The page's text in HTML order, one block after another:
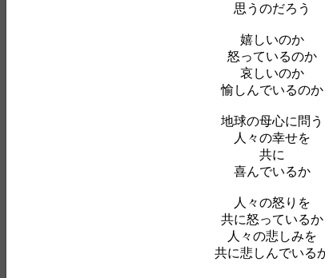
思うのだろう
嬉しいのか
怒っているのか
哀しいのか
愉しんでいるのか
地球の母心に問う
人々の幸せを
共に
喜んでいるか
人々の怒りを
共に怒っているか
人々の悲しみを
共に悲しんでいる